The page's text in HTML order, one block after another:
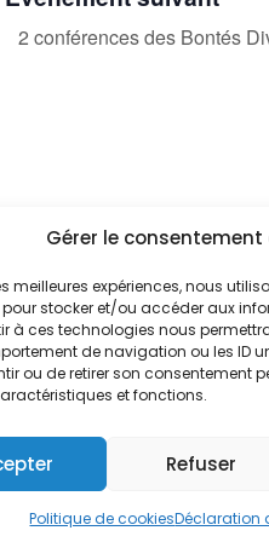
Gérer le consentement
meilleures expériences, nous
stocker et/ou accéder aux
à ces technologies nous
de navigation ou les ID
ou de retirer son consentement
et fonctions.
Refuser
Politique de cookiesDéclaration
2 conférences des Bontés
informés
vous aux alertes
m'abonne
de cookies